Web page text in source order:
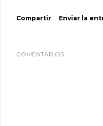
Compartir Enviar la
COMENTARIOS